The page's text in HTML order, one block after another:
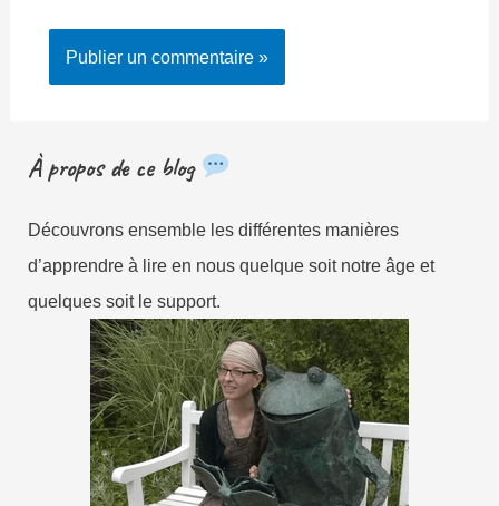
À propos de ce blog
Découvrons ensemble les différentes manières
d’apprendre à lire en nous quelque soit notre âge et
quelques soit le support.